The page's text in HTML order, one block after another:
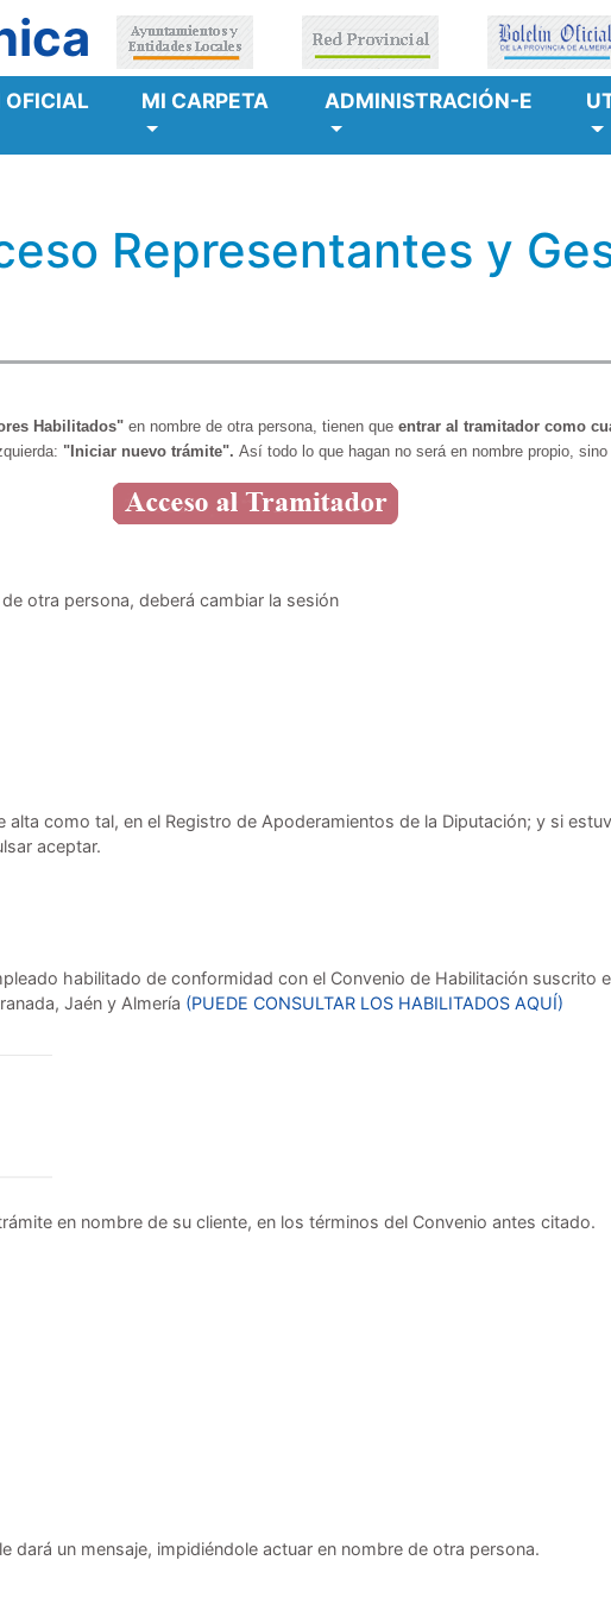
OFICIAL MI CARPETA ADMINISTRACIÓN-E
Representantes y
Habilitados" en nombre de otra persona, tienen queentrar al tramitador como
"Iniciar nuevo trámite". Así todo lo que hagan no será en nombre propio,
otra persona, deberá cambiar la sesión
alta como tal, en el Registro de Apoderamientos de la Diputación; y si
aceptar.
habilitado de conformidad con el Convenio de Habilitación suscrito
Jaén y Almería (PUEDE CONSULTAR LOS HABILITADOS AQUÍ)
en nombre de su cliente, en los términos del Convenio antes citado.
un mensaje, impidiéndole actuar en nombre de otra persona.